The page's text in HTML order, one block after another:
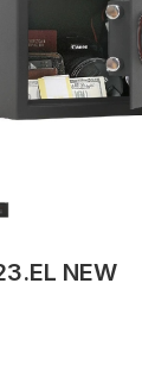
NEW